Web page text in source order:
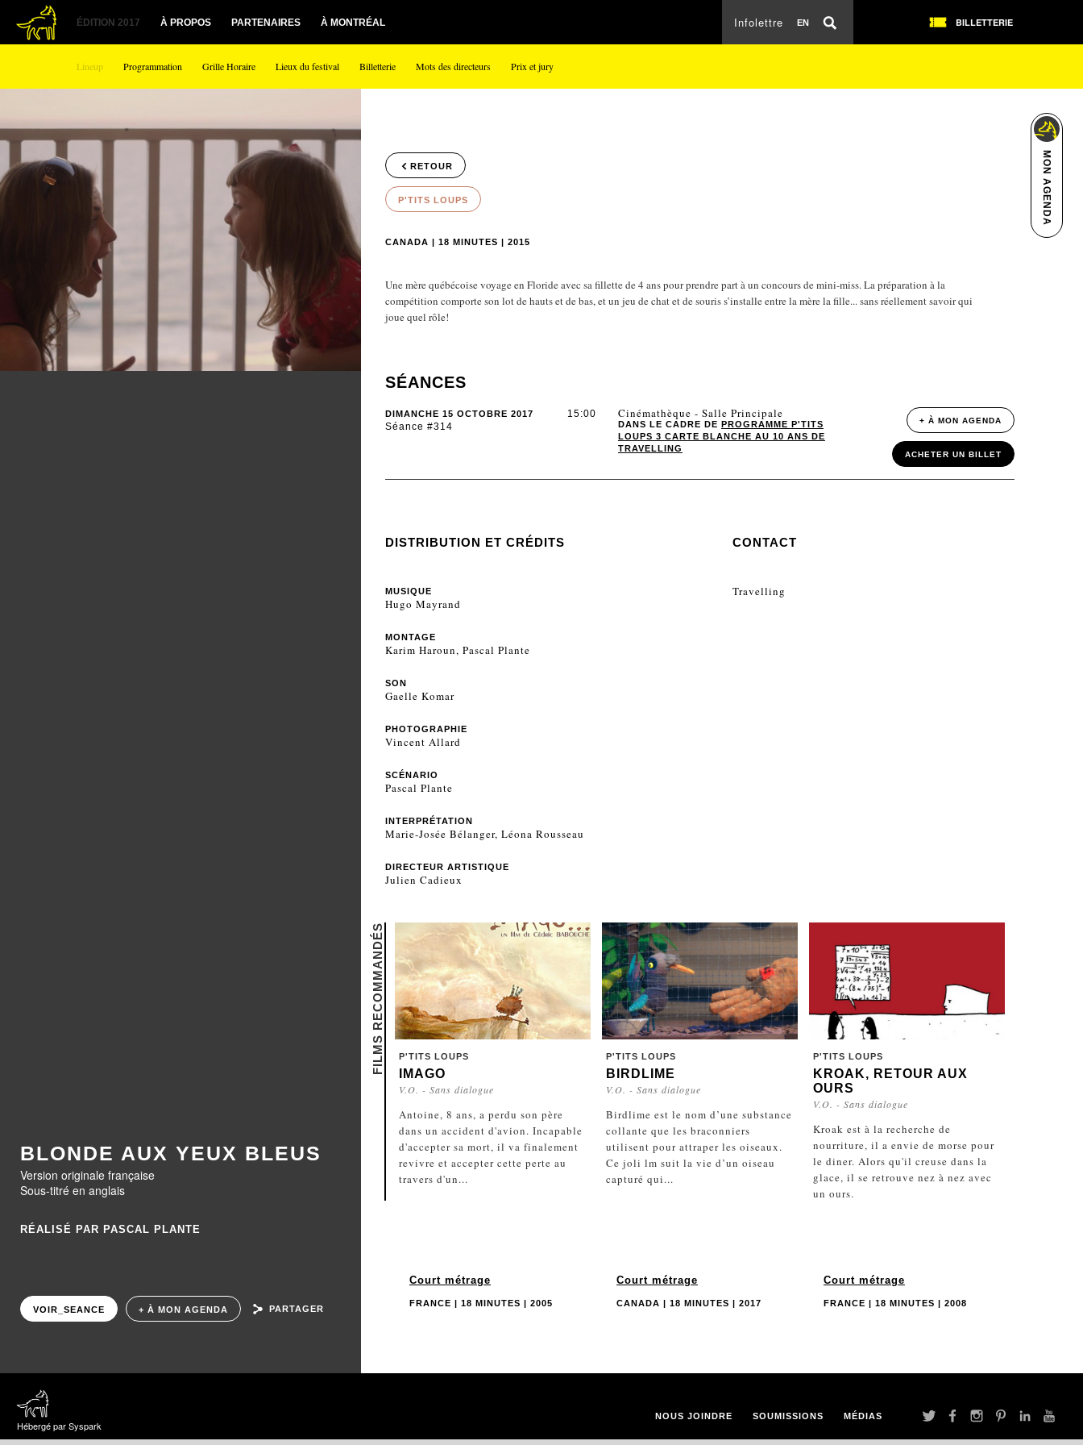
ÉDITION 2017
Lineup Programmation Grille Horaire Lieux du festival Billetterie Mots des directeurs Prix et jury
À PROPOS PARTENAIRES À MONTRÉAL EN
Infolettre BILLETTERIE
MON AGENDA
BLONDE AUX YEUX BLEUS
Version originale française
Sous-titré en anglais
RÉALISÉ PAR PASCAL PLANTE
VOIR_SEANCE + À MON AGENDA PARTAGER
RETOUR
P'TITS LOUPS
CANADA | 18 MINUTES | 2015
Une mère québécoise voyage en Floride avec sa fillette de 4 ans pour prendre part à un concours de mini-miss. La préparation à la
compétition comporte son lot de hauts et de bas, et un jeu de chat et de souris s’installe entre la mère la fille... sans réellement savoir qui
joue quel rôle!
SÉANCES
DIMANCHE 15 OCTOBRE 2017
Séance #314
15:00 Cinémathèque - Salle Principale
DANS LE CADRE DE PROGRAMME P'TITS
LOUPS 3 CARTE BLANCHE AU 10 ANS DE
TRAVELLING
+ À MON AGENDA
ACHETER UN BILLET
DISTRIBUTION ET CRÉDITS
MUSIQUE
Hugo Mayrand
MONTAGE
Karim Haroun, Pascal Plante
SON
Gaelle Komar
PHOTOGRAPHIE
Vincent Allard
SCÉNARIO
Pascal Plante
INTERPRÉTATION
Marie-Josée Bélanger, Léona Rousseau
DIRECTEUR ARTISTIQUE
Julien Cadieux
CONTACT
Travelling
FILMS RECOMMANDÉS P'TITS LOUPS
IMAGO
V.O. - Sans dialogue
Antoine, 8 ans, a perdu son père
dans un accident d'avion. Incapable
d'accepter sa mort, il va finalement
revivre et accepter cette perte au
travers d'un...
Court métrage
FRANCE | 18 MINUTES | 2005
P'TITS LOUPS
BIRDLIME
V.O. - Sans dialogue
Birdlime est le nom d’une substance
collante que les braconniers
utilisent pour attraper les oiseaux.
Ce joli lm suit la vie d’un oiseau
capturé qui...
Court métrage
CANADA | 18 MINUTES | 2017
P'TITS LOUPS
KROAK, RETOUR AUX
OURS
V.O. - Sans dialogue
Kroak est à la recherche de
nourriture, il a envie de morse pour
le diner. Alors qu'il creuse dans la
glace, il se retrouve nez à nez avec
un ours.
Court métrage
FRANCE | 18 MINUTES | 2008
Hébergé par Syspark
MÉDIAS
SOUMISSIONS
NOUS JOINDRE